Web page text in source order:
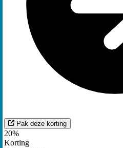
Pak deze korting
20%
Korting